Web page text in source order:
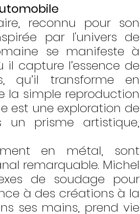
reconnu pour son
par l'univers de
se manifeste à
capture l’essence de
qu’il transforme en
la simple reproduction
est une exploration de
prisme artistique,
en métal, sont
remarquable. Michel
de soudage pour
à des créations à la
ses mains, prend vie